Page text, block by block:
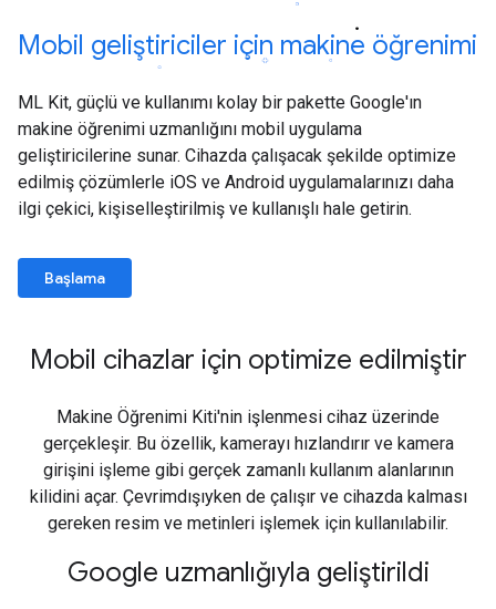
Mobil geliştiriciler için makine öğrenimi
ML Kit, güçlü ve kullanımı kolay bir pakette Google'ın
makine öğrenimi uzmanlığını mobil uygulama
geliştiricilerine sunar. Cihazda çalışacak şekilde optimize
edilmiş çözümlerle iOS ve Android uygulamalarınızı daha
ilgi çekici, kişiselleştirilmiş ve kullanışlı hale getirin.
Başlama
Mobil cihazlar için optimize edilmiştir
Makine Öğrenimi Kiti'nin işlenmesi cihaz üzerinde
gerçekleşir. Bu özellik, kamerayı hızlandırır ve kamera
girişini işleme gibi gerçek zamanlı kullanım alanlarının
kilidini açar. Çevrimdışıyken de çalışır ve cihazda kalması
gereken resim ve metinleri işlemek için kullanılabilir.
Google uzmanlığıyla geliştirildi